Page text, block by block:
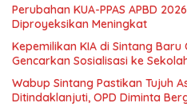
Perubahan KUA-PPAS APBD
Diproyeksikan Meningkat
Kepemilikan KIA di Sintang Baru
Gencarkan Sosialisasi ke
Wabup Sintang Pastikan Tujuh
Ditindaklanjuti, OPD Diminta